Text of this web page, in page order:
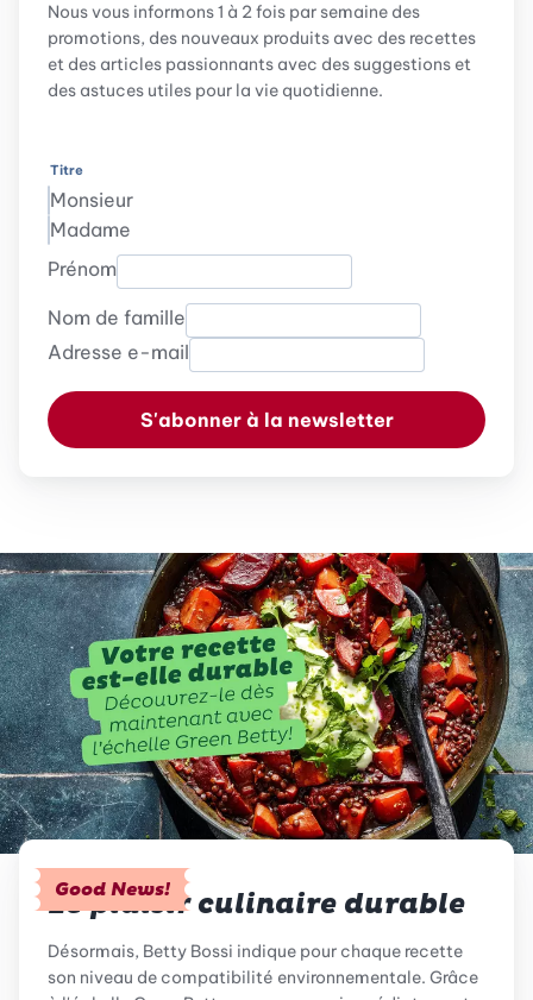
Nous vous informons 1 à 2 fois par semaine des
promotions, des nouveaux produits avec des recettes
et des articles passionnants avec des suggestions et
des astuces utiles pour la vie quotidienne.
Titre
Monsieur
Madame
Prénom
Nom de famille
Adresse e-mail
S'abonner à la newsletter
Good News!
Le plaisir culinaire durable
Désormais, Betty Bossi indique pour chaque recette
son niveau de compatibilité environnementale. Grâce